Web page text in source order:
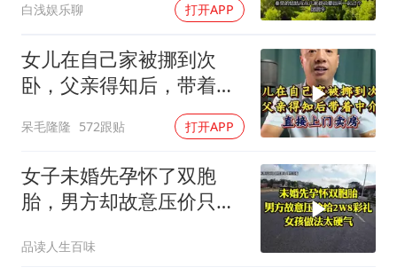
白浅娱乐聊 打开APP
女儿在自己家被挪到次
卧，父亲得知后，带着中
呆毛隆隆 572跟贴 打开APP
女子未婚先孕怀了双胞
胎，男方却故意压价只给
品读人生百味